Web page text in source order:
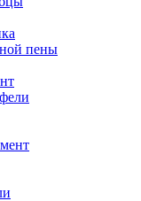
пены